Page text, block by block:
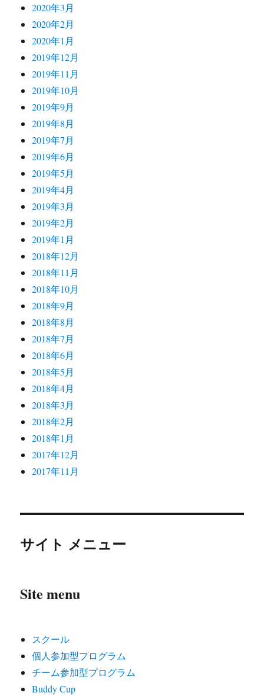
2020年3月
2020年2月
2020年1月
2019年12月
2019年11月
2019年10月
2019年9月
2019年8月
2019年7月
2019年6月
2019年5月
2019年4月
2019年3月
2019年2月
2019年1月
2018年12月
2018年11月
2018年10月
2018年9月
2018年8月
2018年7月
2018年6月
2018年5月
2018年4月
2018年3月
2018年2月
2018年1月
2017年12月
2017年11月
サイト メニュー
Site menu
スクール
個人参加型プログラム
チーム参加型プログラム
Buddy Cup